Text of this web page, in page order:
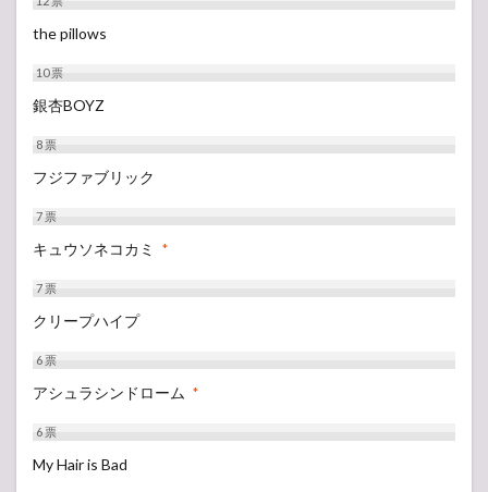
the pillows
10票
銀杏BOYZ
8票
フジファブリック
7票
キュウソネコカミ *
7票
クリープハイプ
6票
アシュラシンドローム *
6票
My Hair is Bad